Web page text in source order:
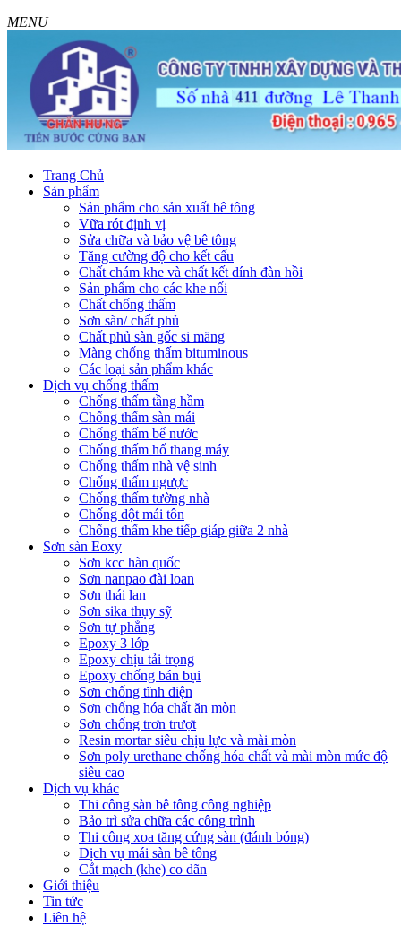
MENU
Trang Chủ
Sản phẩm
Sản phẩm cho sản xuất bê tông
Vữa rót định vị
Sửa chữa và bảo vệ bê tông
Tăng cường độ cho kết cấu
Chất chám khe và chất kết dính đàn hồi
Sản phẩm cho các khe nối
Chất chống thấm
Sơn sàn/ chất phủ
Chất phủ sàn gốc si măng
Màng chống thấm bituminous
Các loại sản phẩm khác
Dịch vụ chống thấm
Chống thấm tầng hầm
Chống thấm sàn mái
Chống thấm bể nước
Chống thấm hố thang máy
Chống thấm nhà vệ sinh
Chống thấm ngược
Chống thấm tường nhà
Chống dột mái tôn
Chống thấm khe tiếp giáp giữa 2 nhà
Sơn sàn Eoxy
Sơn kcc hàn quốc
Sơn nanpao đài loan
Sơn thái lan
Sơn sika thụy sỹ
Sơn tự phẳng
Epoxy 3 lớp
Epoxy chịu tải trọng
Epoxy chống bán bụi
Sơn chống tĩnh điện
Sơn chống hóa chất ăn mòn
Sơn chống trơn trượt
Resin mortar siêu chịu lực và mài mòn
Sơn poly urethane chống hóa chất và mài mòn mức độ
siêu cao
Dịch vụ khác
Thi công sàn bê tông công nghiệp
Bảo trì sửa chữa các công trình
Thi công xoa tăng cứng sàn (đánh bóng)
Dịch vụ mái sàn bê tông
Cắt mạch (khe) co dãn
Giới thiệu
Tin tức
Liên hệ